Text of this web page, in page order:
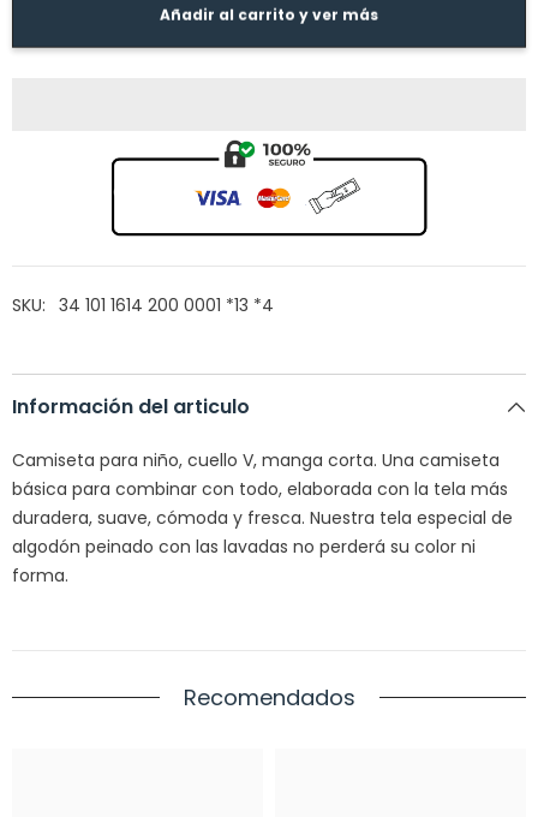
for
value
for
producto
Añadir al carrito y ver más
SKU: 34 101 1614 200 0001 *13 *4
Información del articulo
Camiseta para niño, cuello V, manga corta. Una camiseta
básica para combinar con todo, elaborada con la tela más
duradera, suave, cómoda y fresca. Nuestra tela especial de
algodón peinado con las lavadas no perderá su color ni
forma.
Recomendados